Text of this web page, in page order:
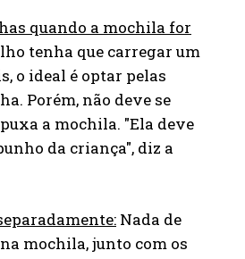
quando a mochila for
tenha que carregar um
o ideal é optar pelas
Porém, não deve se
a mochila. "Ela deve
da criança", diz a
Nada de
mochila, junto com os